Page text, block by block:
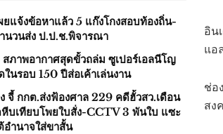
ยแจ้งข้อหาแล้ว 5 แก๊งโกงสอบท้องถิ่น-
นวนส่ง ป.ป.ช.พิจารณา
ภาพอากาศสุดขั้วถล่ม ซูเปอร์เอลนีโญ
ในรอบ 150 ปีส่อเค้าเล่นงาน
จี้ กกต.ส่งฟ้องศาล 229 คดีฮั้วสว.เดือน
บเทียบโพยใบสั่ง-CCTV 3 พันใบ แซะ
อำนาจใส่ขาสั้น
อิน
แอ
ช่อ
สง